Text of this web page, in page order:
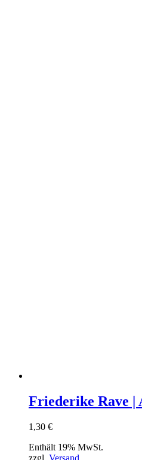
Friederike Rave |
1,30 €
Enthält 19% MwSt.